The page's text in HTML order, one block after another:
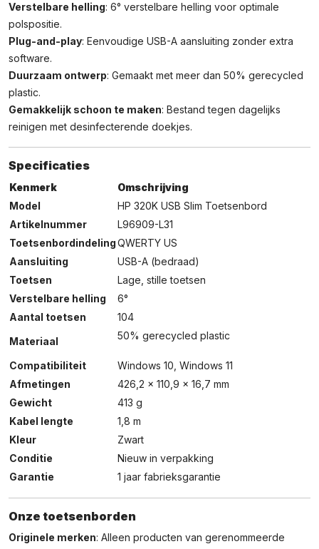
Verstelbare helling: 6° verstelbare helling voor optimale
polspositie.
Plug-and-play: Eenvoudige USB-A aansluiting zonder extra
software.
Duurzaam ontwerp: Gemaakt met meer dan 50% gerecycled
plastic.
Gemakkelijk schoon te maken: Bestand tegen dagelijks
reinigen met desinfecterende doekjes.
Specificaties
Kenmerk
Omschrijving
Model
HP 320K USB Slim Toetsenbord
Artikelnummer
L96909-L31
ToetsenbordindelingQWERTY US
Aansluiting
USB-A (bedraad)
Toetsen
Lage, stille toetsen
Verstelbare helling
6°
Aantal toetsen
104
Materiaal
50% gerecycled plastic
Compatibiliteit
Windows 10, Windows 11
Afmetingen
426,2 x 110,9 x 16,7 mm
Gewicht
413 g
Kabel lengte
1,8 m
Kleur
Zwart
Conditie
Nieuw in verpakking
Garantie
1 jaar fabrieksgarantie
Onze toetsenborden
Originele merken: Alleen producten van gerenommeerde